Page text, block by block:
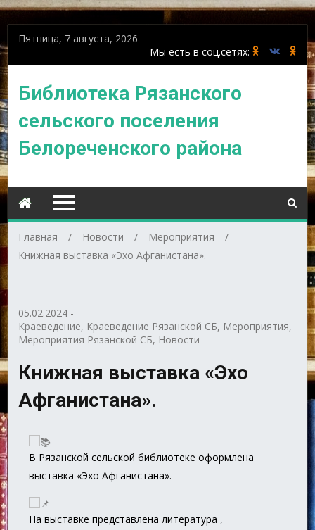
Пятница, 7 августа, 2026
Библиотека Рязанского
сельского поселения
Белореченского района
Главная Новости
Мероприятия
Книжная выставка «Эхо Афганистана».
05.02.2024 -
Краеведение, Краеведение Рязанской СБ, Мероприятия,
Мероприятия Рязанской СБ, Новости
Книжная выставка «Эхо
Афганистана».
В Рязанской сельской библиотеке оформлена
выставка «Эхо Афганистана».
На выставке представлена литература ,